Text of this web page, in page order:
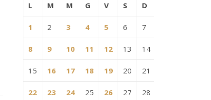
L M M G V S D
1 2 3 4 5 6 7
8 9 10 11 12 13 14
15 16 17 18 19 20 21
22 23 24 25 26 27 28